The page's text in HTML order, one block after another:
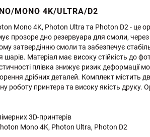
MONO 4K/ULTRA/D2
Mono 4K, Photon Ultra та Photon D2 - це
прозоре дно резервуара для смоли,
затвердінню смоли та забезпечує
Матеріал має високу стійкість до
плівка знижує ризик деформації
дрібних деталей. Комплект
роботу принтера та високу якість
3D-принтерів
Mono 4K, Photon Ultra, Photon D2